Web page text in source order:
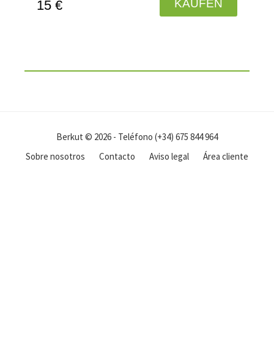
15 € KAUFEN
Berkut © 2026 - Teléfono (+34) 675 844 964
Sobre nosotros
Contacto Aviso legal Área cliente